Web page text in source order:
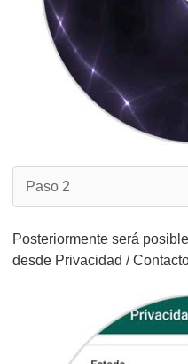
Paso 2
Posteriormente será
desde Privacidad /